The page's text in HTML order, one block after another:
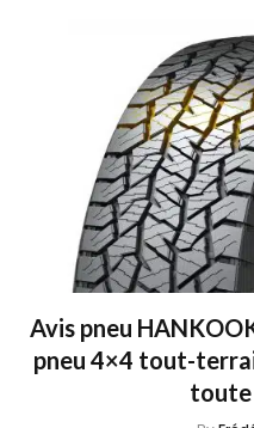
Avis pneu
pneu 4×4 tout-
toute